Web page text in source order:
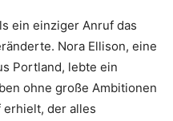
ein einziger Anruf das
Nora Ellison, eine
Portland, lebte ein
ohne große Ambitionen
erhielt, der alles